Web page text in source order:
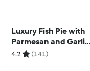
Luxury Fish Pie with
Parmesan and Garlic
Sweet Potato Mash
4.2 (141)